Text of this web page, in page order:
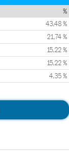
%
43,48 %
21,74 %
15,22 %
15,22 %
4,35 %